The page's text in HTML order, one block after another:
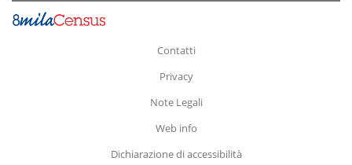
Contatti
Privacy
Note Legali
Web info
Dichiarazione di accessibilità